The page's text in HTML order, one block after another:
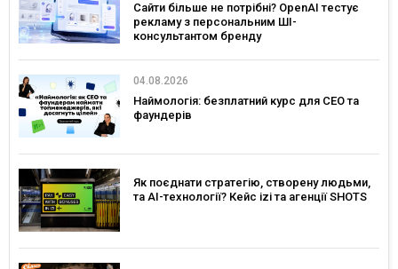
Сайти більше не потрібні? OpenAI тестує
рекламу з персональним ШІ-
консультантом бренду
04.08.2026
Наймологія: безплатний курс для CEO та
фаундерів
Як поєднати стратегію, створену людьми,
та AI-технології? Кейс izi та агенції SHOTS